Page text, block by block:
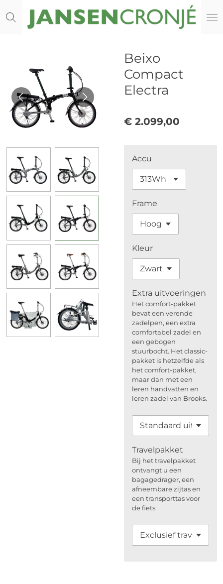
direct
Beixo
Compact
Electra
€ 2.099,00
Accu
Frame
Kleur
Extra uitvoeringen
Het comfort-pakket
bevat een verende
zadelpen, een extra
comfortabel zadel en
een gebogen
stuurbocht. Het classic-
pakket is hetzelfde als
het comfort-pakket,
maar dan met een
leren handvatten en
leren zadel van Brooks.
Travelpakket
Bij het travelpakket
ontvangt u een
bagagedrager, een
afneembare zijtas en
een transporttas voor
de fiets.